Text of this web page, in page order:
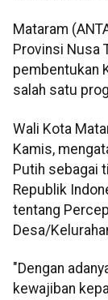
Mataram
Provinsi Nusa
pembentukan
salah satu
Wali Kota
Kamis,
Putih sebagai
Republik
tentang
Desa/
"Dengan
kewajiban